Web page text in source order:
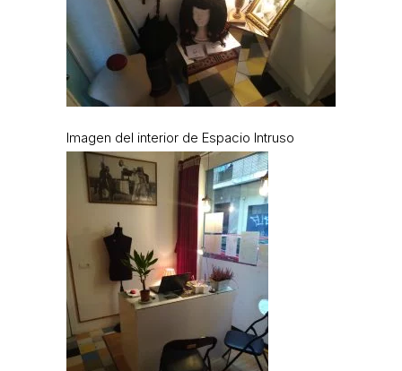
Imagen del interior de Espacio Intruso